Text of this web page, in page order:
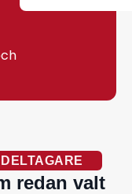
redan valt